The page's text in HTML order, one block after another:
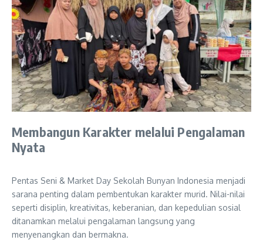
Membangun Karakter melalui Pengalaman
Nyata
Pentas Seni & Market Day Sekolah Bunyan Indonesia menjadi
sarana penting dalam pembentukan karakter murid. Nilai-nilai
seperti disiplin, kreativitas, keberanian, dan kepedulian sosial
ditanamkan melalui pengalaman langsung yang
menyenangkan dan bermakna.